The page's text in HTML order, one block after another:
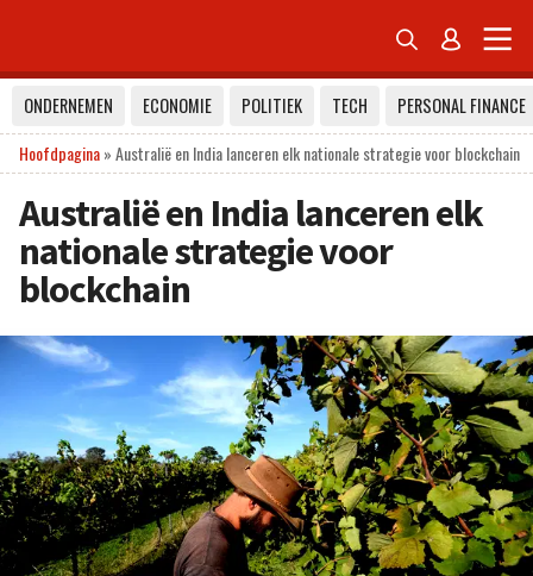
 
ONDERNEMEN ECONOMIE POLITIEK TECH
PERSONAL FINANCE
Hoofdpagina»Australië en India lanceren elk nationale strategie voor blockchain
Australië en India lanceren elk
nationale strategie voor
blockchain